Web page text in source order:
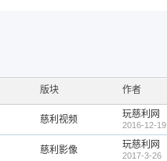
版块 作者
慈利视频 玩慈利网
2016-12-19
慈利影像 玩慈利网
2017-3-26